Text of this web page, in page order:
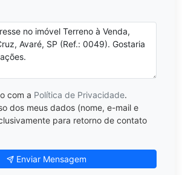
com a Política de Privacidade.
dos meus dados (nome, e-mail e
para retorno de contato
Enviar Mensagem